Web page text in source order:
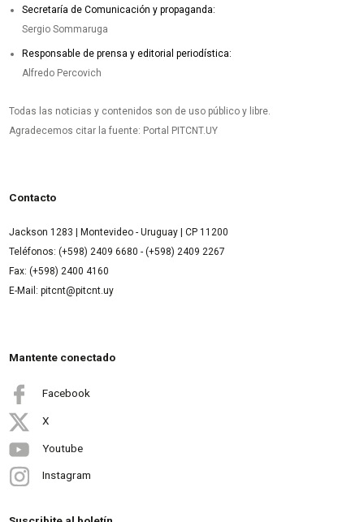
Secretaría de Comunicación y propaganda:
Sergio Sommaruga
Responsable de prensa y editorial periodística:
Alfredo Percovich
Todas las noticias y contenidos son de uso público y libre.
Agradecemos citar la fuente: Portal PITCNT.UY
Contacto
Jackson 1283 | Montevideo - Uruguay | CP 11200
Teléfonos: (+598) 2409 6680 - (+598) 2409 2267
Fax: (+598) 2400 4160
E-Mail: pitcnt@pitcnt.uy
Mantente conectado
Facebook
X
Youtube
Instagram